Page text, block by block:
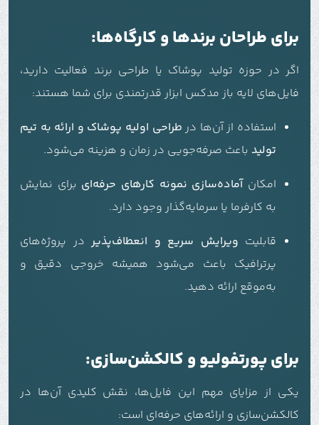
برای طراحان برندها و کارگاه‌ها:
اگر در حوزه تولید پوشاک یا طراحی برند فعالیت دارید،
فایل‌های لایه باز مدکس ابزار قدرتمندی برای شما هستند:
استفاده از آن‌ها در طراحی اولیه پوشاک و ارائه به تیم
تولید باعث صرفه‌جویی در زمان و هزینه می‌شود.
امکانآماده‌سازی نمونه کارهای حرفه‌ای برای نمایش
به کارفرما یا سرمایه‌گذار وجود دارد.
قابلیت ویرایش سریع و انعطاف‌پذیر در پروژه‌های
پرترافیک باعث می‌شود همیشه خروجی دقیق و
به‌موقع ارائه دهید.
برای پورتفولیو و کالکشن‌سازی:
یکی از مزایای مهم این فایل‌ها، نقش کلیدی آن‌ها در
کالکشن‌سازی و ارائه‌های حرفه‌ای است: